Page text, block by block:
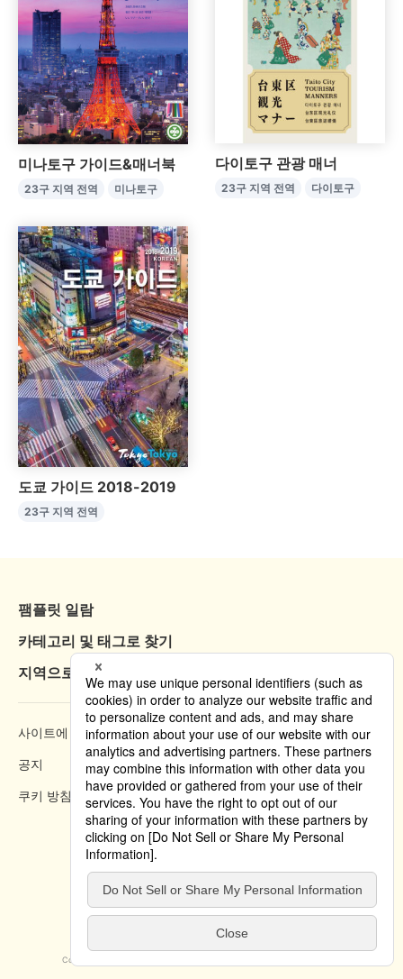
미나토구 가이드&매너북
23구 지역 전역 미나토구
다이토구 관광 매너
23구 지역 전역 다이토구
도쿄 가이드 2018-2019
23구 지역 전역
팸플릿 일람
카테고리 및 태그로 찾기
지역으로 찾기
사이트에 대하여 열람 방법
공지 개인정보 보호 정책
쿠키 방침
Copyright © 2019 Tokyo Convention & Visitors Bureau. All rights reserved.